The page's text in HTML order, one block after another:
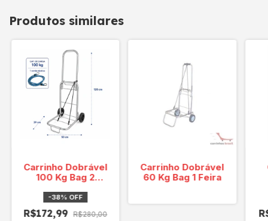
Produtos similares
Carrinho Dobrável
100 Kg Bag 2
-38% OFF
R$172,99 R$280,00
Carrinho Dobrável
60 Kg Bag 1 Feira